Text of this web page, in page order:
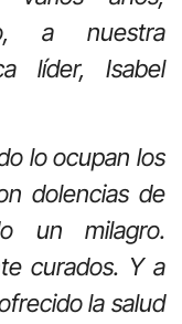
a nuestra
líder, Isabel
lo ocupan los
dolencias de
un milagro.
curados. Y a
la salud